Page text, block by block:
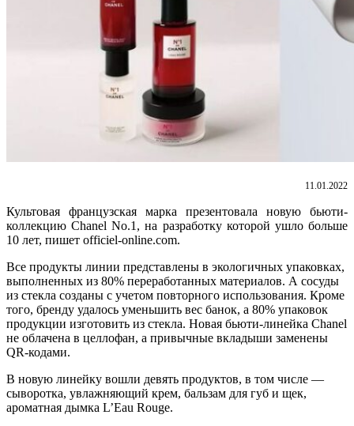
11.01.2022
Культовая французская марка презентовала новую бьюти-
коллекцию Chanel No.1, на разработку которой ушло больше
10 лет, пишет officiel-online.com.
Все продукты линии представлены в экологичных упаковках,
выполненных из 80% переработанных материалов. А сосуды
из стекла созданы с учетом повторного использования. Кроме
того, бренду удалось уменьшить вес банок, а 80% упаковок
продукции изготовить из стекла. Новая бьюти-линейка Chanel
не облачена в целлофан, а привычные вкладыши заменены
QR-кодами.
В новую линейку вошли девять продуктов, в том числе —
сыворотка, увлажняющий крем, бальзам для губ и щек,
ароматная дымка L’Eau Rouge.